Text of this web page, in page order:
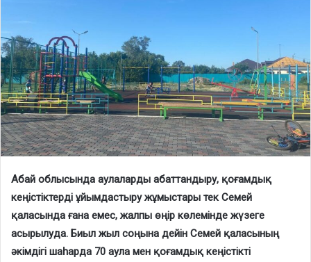
Абай облысында аулаларды абаттандыру, қоғамдық
кеңістіктерді ұйымдастыру жұмыстары тек Семей
қаласында ғана емес, жалпы өңір көлемінде жүзеге
асырылуда. Биыл жыл соңына дейін Семей қаласының
әкімдігі шаһарда 70 аула мен қоғамдық кеңістікті